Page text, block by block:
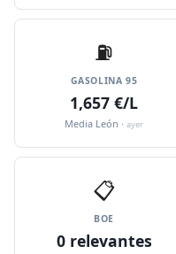
⛽️
GASOLINA 95
1,657 €/L
Media León · ayer
📋
BOE
0 relevantes